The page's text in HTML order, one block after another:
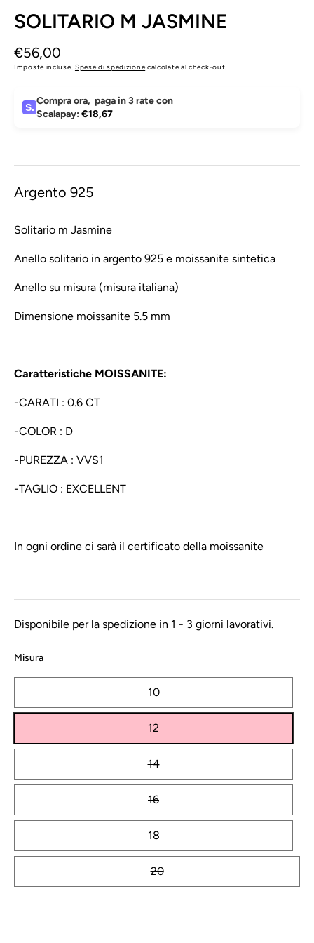
SOLITARIO M JASMINE
Prezzo
di
€56,00
Imposte incluse. Spese di spedizione calcolate al check-out.
S.
Compra ora, paga in 3 rate con
Scalapay:€18,67
Argento 925
Solitario m Jasmine
Anello solitario in argento 925 e moissanite sintetica
Anello su misura (misura italiana)
Dimensione moissanite 5.5 mm
Caratteristiche MOISSANITE:
-CARATI : 0.6 CT
-COLOR : D
-PUREZZA : VVS1
-TAGLIO : EXCELLENT
In ogni ordine ci sarà il certificato della moissanite
Disponibile per la spedizione in 1 - 3 giorni lavorativi.
Misura
10
12
14
16
18
20